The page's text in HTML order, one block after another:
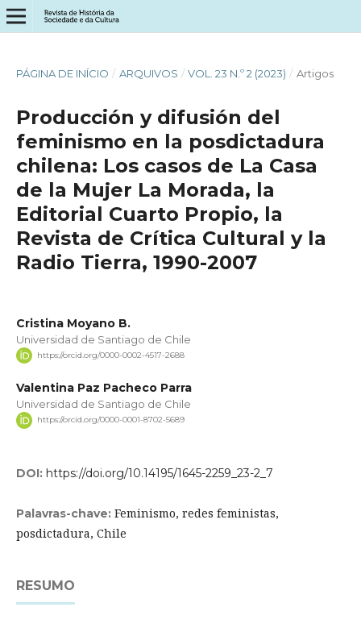
PÁGINA DE INÍCIO / ARQUIVOS / VOL. 23 N.º 2 (2023) / Artigos
Producción y difusión del
feminismo en la posdictadura
chilena: Los casos de La Casa
de la Mujer La Morada, la
Editorial Cuarto Propio, la
Revista de Crítica Cultural y la
Radio Tierra, 1990-2007
Cristina Moyano B.
Universidad de Santiago de Chile
https://orcid.org/0000-0002-4517-2688
Valentina Paz Pacheco Parra
Universidad de Santiago de Chile
https://orcid.org/0000-0001-8702-5689
DOI: https://doi.org/10.14195/1645-2259_23-2_7
Palavras-chave: Feminismo, redes feministas,
posdictadura, Chile
RESUMO